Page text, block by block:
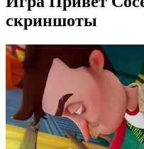
скриншоты